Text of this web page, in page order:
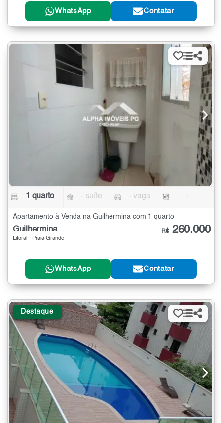
WhatsApp Contatar
1 quarto - suíte - vaga -
Apartamento à Venda na Guilhermina com 1 quarto
Guilhermina
Litoral - Praia Grande
R$ 260.000
WhatsApp Contatar
Destaque